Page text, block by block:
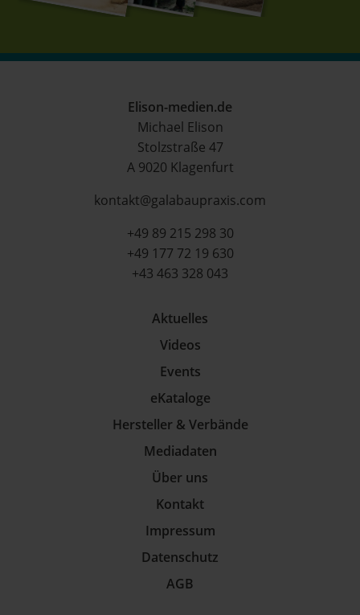
Elison-medien.de
Michael Elison
Stolzstraße 47
A 9020 Klagenfurt
kontakt@galabaupraxis.com
+49 89 215 298 30
+49 177 72 19 630
+43 463 328 043
Aktuelles
Videos
Events
eKataloge
Hersteller & Verbände
Mediadaten
Über uns
Kontakt
Impressum
Datenschutz
AGB